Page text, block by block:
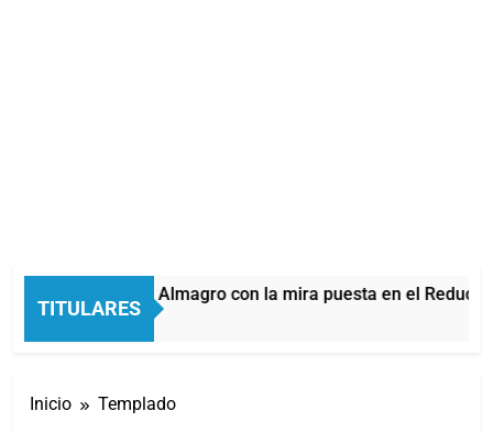
TITULARES
recibe a Almagro con la mira puesta en el Reducido
Atrás
Inicio Templado